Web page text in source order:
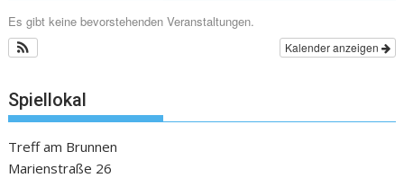
Es gibt keine bevorstehenden Veranstaltungen.
Kalender anzeigen
Spiellokal
Treff am Brunnen
Marienstraße 26